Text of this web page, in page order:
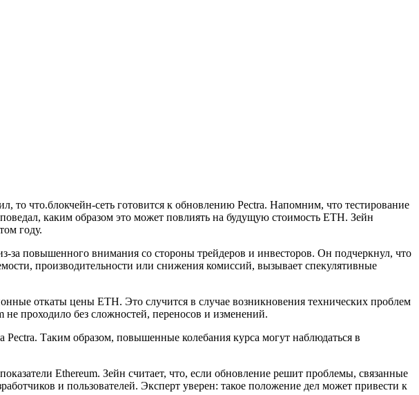
что.блокчейн-сеть готовится к обновлению Pectra. Напомним, что тестирование
каким образом это может повлиять на будущую стоимость ETH. Зейн
году.
за повышенного внимания со стороны трейдеров и инвесторов. Он подчеркнул, что
производительности или снижения комиссий, вызывает спекулятивные
откаты цены ETH. Это случится в случае возникновения технических проблем
проходило без сложностей, переносов и изменений.
Таким образом, повышенные колебания курса могут наблюдаться в
Ethereum. Зейн считает, что, если обновление решит проблемы, связанные
и пользователей. Эксперт уверен: такое положение дел может привести к